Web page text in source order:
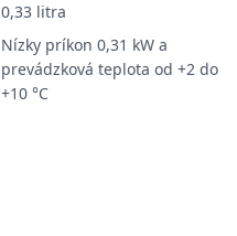
0,33 litra
Nízky príkon 0,31 kW a
prevádzková teplota od +2 do
+10 °C